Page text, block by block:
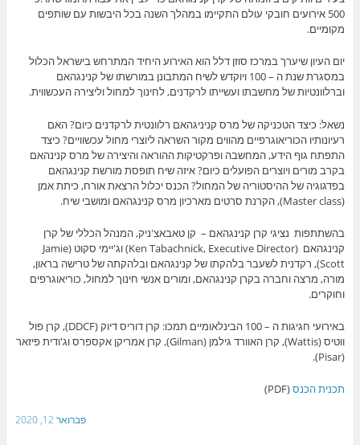
500 אירועים חובקי עולם התקיימו במהלך השנה בכל היבשות עם שותפים
מקומיים.
יום העיון שיערך במרכז סוזן דלל הוא האירוע היחיד המתרחש בישראל הכלול
במסגרת שנת ה – 100 ויוקדש לשיח המתבונן במורשתו של קנינגהאם
וברלוונטיות של מחשבתו ועשייתו לרקדנים, לחינוך למחול וליצירה העכשווית.
נשאל: כיצד הטכניקה של מרס קניניגהאם רלוונטית לרקדנים כיום? האם
רעיונותיו הכוריאוגרפיים מהווים מקור השראה ליוצרי מחול עכשוויים? כיצד
התפתח גוף הידע, המחשבה ופרקטיקות ההוראה והיצירה של מרס קנינהאם
בקרב מורים ויוצרים הפועלים כיום? איזה שיח תופסת מורשת קנינגהאם
בפדגוגיה של ההיסטוריה של המחול? הכנס יכלול הרצאת אורח, כיתת אמן
(Master class), הקרנת סרטים מארכיון מרס קנינגהאם ומושבי שיח.
בהשתתפות נציגי קרן קנינגהאם – קן טאבאצ'ניק, המנהל הכללי של קרן
קנינגהאם (Ken Tabachnick, Executive Director) וג'יימי סקוט (Jamie
Scott), רקדנית לשעבר בלהקתו של קנינגהאם ובלהקתה של טרישה בראון,
מורה, מרצה וחברה בקרן קנינגהאם, ומורים אנשי חינוך למחול, כוריאוגרפים
וחוקרים.
באירועי חגיגות ה – 100 הבינלאומיים תמכו: קרן דוריס דיוק (DDCF), קרן פול
ווטיס (Wattis), קרן האוורד גילמן (Gilman), קרן אמריקן אקספרס וג'ודית פיזאר
(Pisar).
תכנית הכנס(PDF)
פברואר 12, 2020